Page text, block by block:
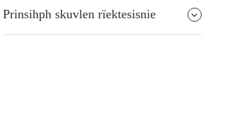
Prinsihph skuvlen rïektesisnie